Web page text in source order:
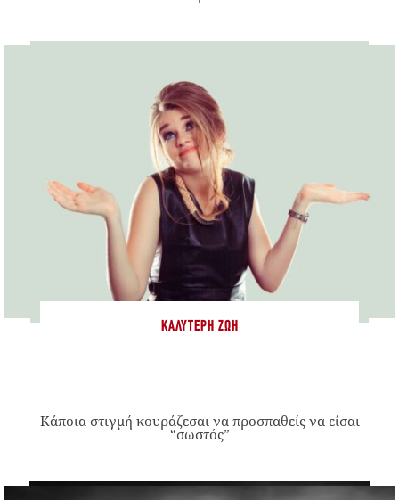
ΚΑΛΎΤΕΡΗ ΖΩΉ
Κάποια στιγμή κουράζεσαι να προσπαθείς να είσαι
“σωστός”